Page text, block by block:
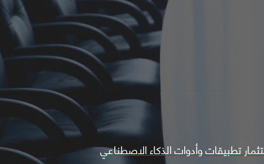
تطبيقات وأدوات الذكاء الاصطناعي